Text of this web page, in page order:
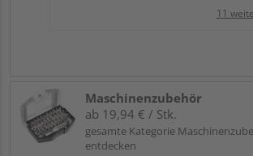
11
Maschinenzubehör
ab 19,94 € / Stk.
gesamte Kategorie
entdecken